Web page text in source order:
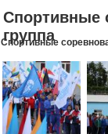
Спортивные
группа
Спортивные